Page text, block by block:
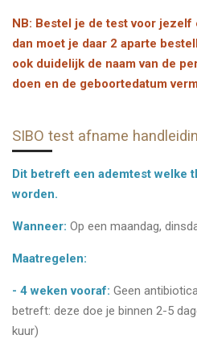
NB: Bestel je de test voor
dan moet je daar 2 aparte
ook duidelijk de naam van de
doen en de geboortedatum
SIBO test afname
Dit betreft een ademtest welke
worden.
Wanneer: Op een maandag,
Maatregelen:
- 4 weken vooraf: Geen
betreft: deze doe je binnen 2-5
kuur)